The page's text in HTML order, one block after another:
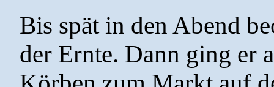
Bis spät in den Abend
der Ernte. Dann ging er